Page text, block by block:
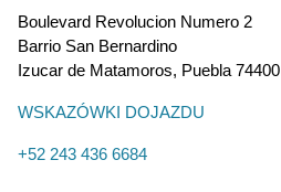
Boulevard Revolucion Numero 2
Barrio San Bernardino
Izucar de Matamoros, Puebla 74400
WSKAZÓWKI DOJAZDU
+52 243 436 6684